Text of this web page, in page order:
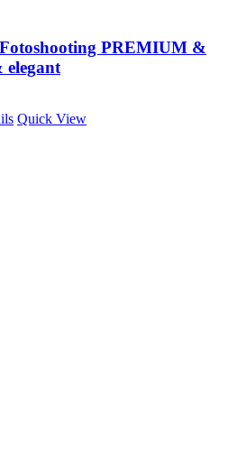
PREMIUM &
elegant
Quick View